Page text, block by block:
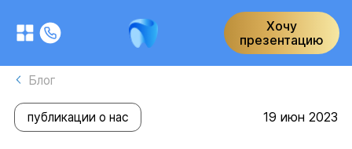
Хочу
презентацию
Блог
публикации о нас 19 июн 2023